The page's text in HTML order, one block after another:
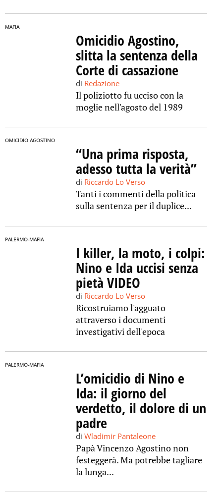
MAFIA
Omicidio Agostino,
slitta la sentenza della
Corte di cassazione
di Redazione
Il poliziotto fu ucciso con la
moglie nell'agosto del 1989
OMICIDIO AGOSTINO
“Una prima risposta,
adesso tutta la verità”
di Riccardo Lo Verso
Tanti i commenti della politica
sulla sentenza per il duplice...
PALERMO-MAFIA
I killer, la moto, i colpi:
Nino e Ida uccisi senza
pietà VIDEO
di Riccardo Lo Verso
Ricostruiamo l'agguato
attraverso i documenti
investigativi dell'epoca
PALERMO-MAFIA
L’omicidio di Nino e
Ida: il giorno del
verdetto, il dolore di un
padre
di Wladimir Pantaleone
Papà Vincenzo Agostino non
festeggerà. Ma potrebbe tagliare
la lunga...